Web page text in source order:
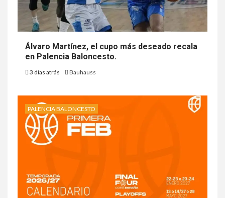
Álvaro Martínez, el cupo más deseado recala
en Palencia Baloncesto.
3 días atrás Bauhauss
PALENCIA BALONCESTO